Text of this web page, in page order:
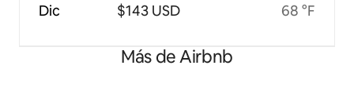
Dic $143 USD 68 °F
Más de Airbnb